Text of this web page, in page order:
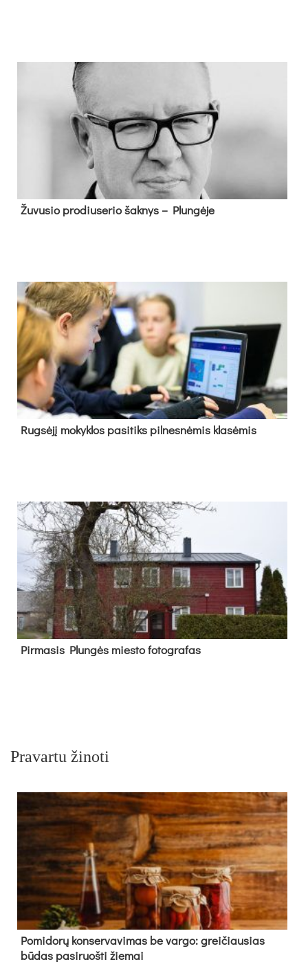
Žu­vu­sio pro­diu­se­rio šak­nys – Plun­gė­je
Rug­sė­jį mo­kyk­los pa­si­tiks pil­nes­nė­mis kla­sė­mis
Pir­ma­sis Plun­gės mies­to fo­tog­ra­fas
Pravartu žinoti
Pomidorų konservavimas be vargo: greičiausias
būdas pasiruošti žiemai